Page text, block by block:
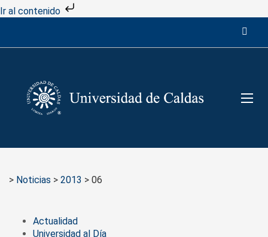
Ir al contenido
> Noticias > 2013 > 06
Actualidad
Universidad al Día